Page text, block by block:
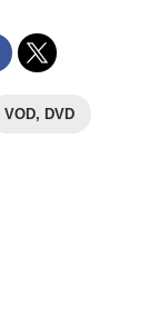
VOD, DVD